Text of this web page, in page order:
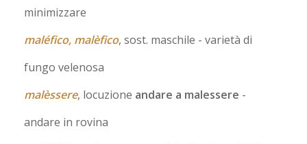
minimizzare
maléfico, malèfico, sost. maschile - varietà di
fungo velenosa
malèssere, locuzione andare a malessere -
andare in rovina